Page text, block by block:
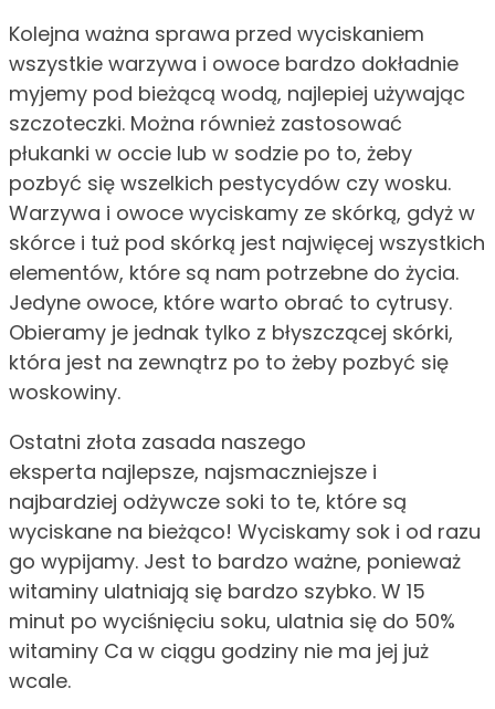
Kolejna ważna sprawa przed wyciskaniem
wszystkie warzywa i owoce bardzo dokładnie
myjemy pod bieżącą wodą, najlepiej używając
szczoteczki. Można również zastosować
płukanki w occie lub w sodzie po to, żeby
pozbyć się wszelkich pestycydów czy wosku.
Warzywa i owoce wyciskamy ze skórką, gdyż w
skórce i tuż pod skórką jest najwięcej wszystkich
elementów, które są nam potrzebne do życia.
Jedyne owoce, które warto obrać to cytrusy.
Obieramy je jednak tylko z błyszczącej skórki,
która jest na zewnątrz po to żeby pozbyć się
woskowiny.
Ostatni złota zasada naszego
eksperta najlepsze, najsmaczniejsze i
najbardziej odżywcze soki to te, które są
wyciskane na bieżąco! Wyciskamy sok i od razu
go wypijamy. Jest to bardzo ważne, ponieważ
witaminy ulatniają się bardzo szybko. W 15
minut po wyciśnięciu soku, ulatnia się do 50%
witaminy Ca w ciągu godziny nie ma jej już
wcale.